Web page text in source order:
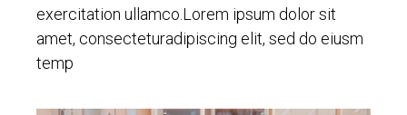
exercitation ullamco.Lorem ipsum dolor sit
amet, consecteturadipiscing elit, sed do eiusm
temp